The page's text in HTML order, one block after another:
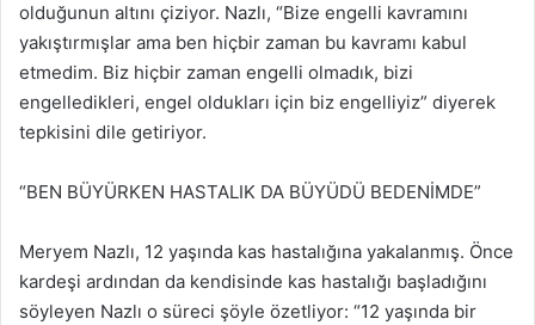
olduğunun altını çiziyor. Nazlı, “Bize engelli kavramını
yakıştırmışlar ama ben hiçbir zaman bu kavramı kabul
etmedim. Biz hiçbir zaman engelli olmadık, bizi
engelledikleri, engel oldukları için biz engelliyiz” diyerek
tepkisini dile getiriyor.
“BEN BÜYÜRKEN HASTALIK DA BÜYÜDÜ BEDENİMDE”
Meryem Nazlı, 12 yaşında kas hastalığına yakalanmış. Önce
kardeşi ardından da kendisinde kas hastalığı başladığını
söyleyen Nazlı o süreci şöyle özetliyor: “12 yaşında bir